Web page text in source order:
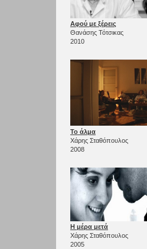
Αφού με ξέρεις
Θανάσης Τότσικας
2010
Το άλμα
Χάρης Σταθόπουλος
2008
Η μέρα μετά
Χάρης Σταθόπουλος
2005